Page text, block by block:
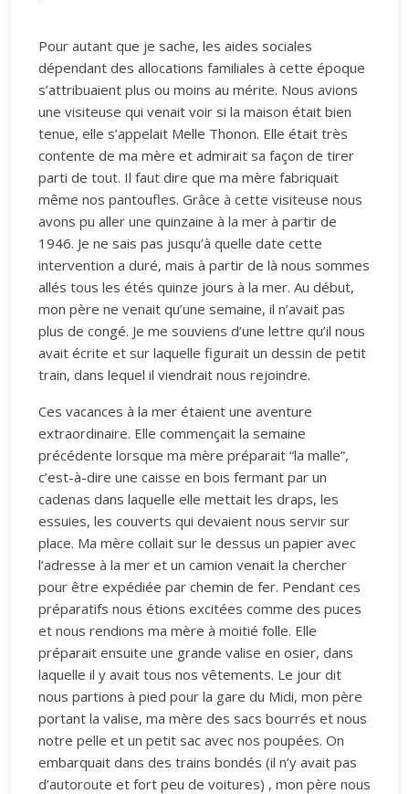
Pour autant que je sache, les aides sociales
dépendant des allocations familiales à cette époque
s’attribuaient plus ou moins au mérite. Nous avions
une visiteuse qui venait voir si la maison était bien
tenue, elle s’appelait Melle Thonon. Elle était très
contente de ma mère et admirait sa façon de tirer
parti de tout. Il faut dire que ma mère fabriquait
même nos pantoufles. Grâce à cette visiteuse nous
avons pu aller une quinzaine à la mer à partir de
1946. Je ne sais pas jusqu’à quelle date cette
intervention a duré, mais à partir de là nous sommes
allés tous les étés quinze jours à la mer. Au début,
mon père ne venait qu’une semaine, il n’avait pas
plus de congé. Je me souviens d’une lettre qu’il nous
avait écrite et sur laquelle figurait un dessin de petit
train, dans lequel il viendrait nous rejoindre.
Ces vacances à la mer étaient une aventure
extraordinaire. Elle commençait la semaine
précédente lorsque ma mère préparait “la malle”,
c’est-à-dire une caisse en bois fermant par un
cadenas dans laquelle elle mettait les draps, les
essuies, les couverts qui devaient nous servir sur
place. Ma mère collait sur le dessus un papier avec
l’adresse à la mer et un camion venait la chercher
pour être expédiée par chemin de fer. Pendant ces
préparatifs nous étions excitées comme des puces
et nous rendions ma mère à moitié folle. Elle
préparait ensuite une grande valise en osier, dans
laquelle il y avait tous nos vêtements. Le jour dit
nous partions à pied pour la gare du Midi, mon père
portant la valise, ma mère des sacs bourrés et nous
notre pelle et un petit sac avec nos poupées. On
embarquait dans des trains bondés (il n’y avait pas
d’autoroute et fort peu de voitures) , mon père nous